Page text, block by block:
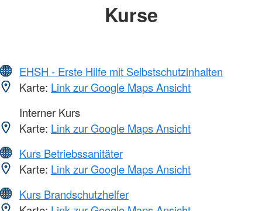
Kurse
EHSH - Erste Hilfe mit Selbstschutzinhalten
Karte: Link zur Google Maps Ansicht
Interner Kurs
Karte: Link zur Google Maps Ansicht
Kurs Betriebssanitäter
Karte: Link zur Google Maps Ansicht
Kurs Brandschutzhelfer